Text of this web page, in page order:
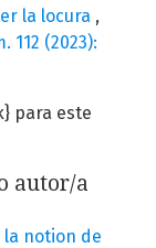
la locura ,
112 (2023):
para este
autor/a
la notion de